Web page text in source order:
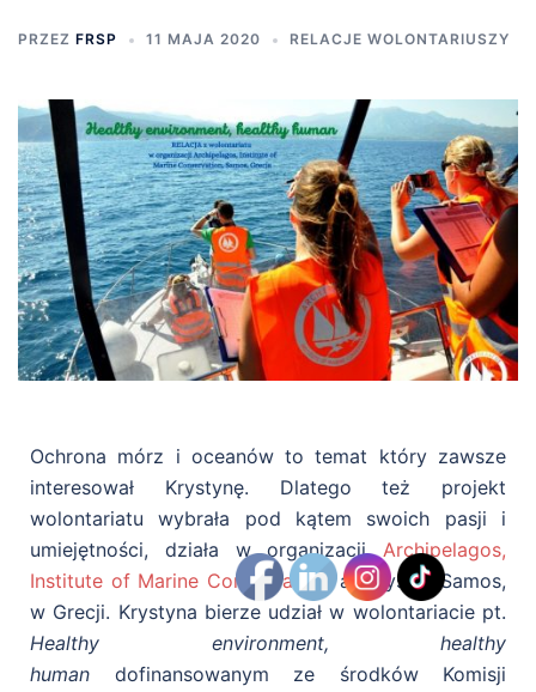
PRZEZ FRSP 11 MAJA 2020 RELACJE WOLONTARIUSZY
Ochrona mórz i oceanów to temat który zawsze
interesował Krystynę. Dlatego też projekt
wolontariatu wybrała pod kątem swoich pasji i
umiejętności, działa w organizacjiArchipelagos,
Institute of Marine Conservation, an wyspie Samos,
w Grecji. Krystyna bierze udział w wolontariacie pt.
Healthy environment, healthy
human dofinansowanym ze środków Komisji